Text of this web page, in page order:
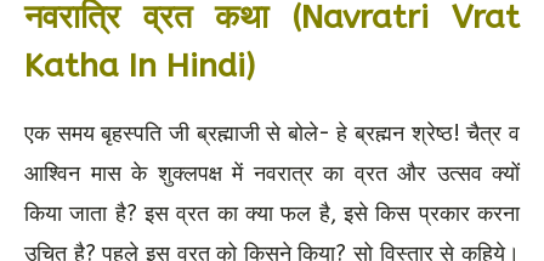
नवरात्रि व्रत कथा (Navratri Vrat
Katha In Hindi)
एक समय बृहस्पति जी ब्रह्माजी से बोले- हे ब्रह्मन श्रेष्ठ! चैत्र व
आश्विन मास के शुक्लपक्ष में नवरात्र का व्रत और उत्सव क्यों
किया जाता है? इस व्रत का क्या फल है, इसे किस प्रकार करना
उचित है? पहले इस व्रत को किसने किया? सो विस्तार से कहिये।